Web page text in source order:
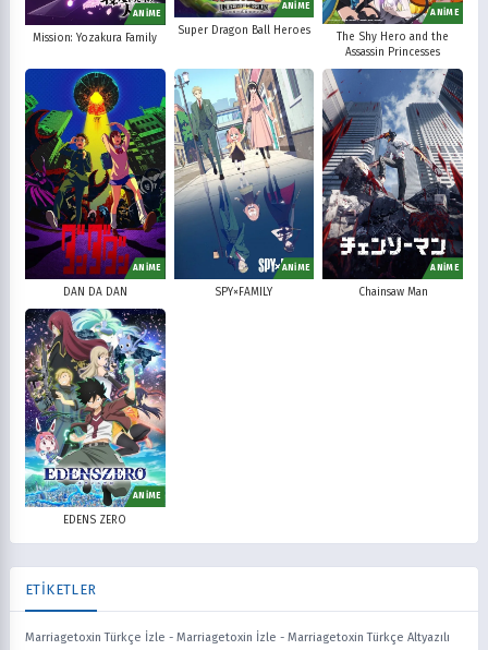
ANİME
Mission: Yozakura Family
ANİME
Super Dragon Ball Heroes
ANİME
The Shy Hero and the
Assassin Princesses
ANİME
DAN DA DAN
ANİME
SPY×FAMILY
ANİME
Chainsaw Man
ANİME
EDENS ZERO
ETİKETLER
Marriagetoxin Türkçe İzle - Marriagetoxin İzle - Marriagetoxin Türkçe Altyazılı